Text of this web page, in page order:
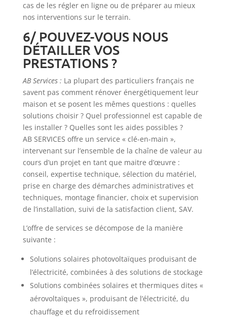
cas de les régler en ligne ou de préparer au mieux
nos interventions sur le terrain.
6/ POUVEZ-VOUS NOUS
DÉTAILLER VOS
PRESTATIONS ?
AB Services : La plupart des particuliers français ne
savent pas comment rénover énergétiquement leur
maison et se posent les mêmes questions : quelles
solutions choisir ? Quel professionnel est capable de
les installer ? Quelles sont les aides possibles ?
AB SERVICES offre un service « clé-en-main »,
intervenant sur l’ensemble de la chaîne de valeur au
cours d’un projet en tant que maitre d’œuvre :
conseil, expertise technique, sélection du matériel,
prise en charge des démarches administratives et
techniques, montage financier, choix et supervision
de l’installation, suivi de la satisfaction client, SAV.
L’offre de services se décompose de la manière
suivante :
Solutions solaires photovoltaïques produisant de
l’électricité, combinées à des solutions de stockage
Solutions combinées solaires et thermiques dites «
aérovoltaïques », produisant de l’électricité, du
chauffage et du refroidissement